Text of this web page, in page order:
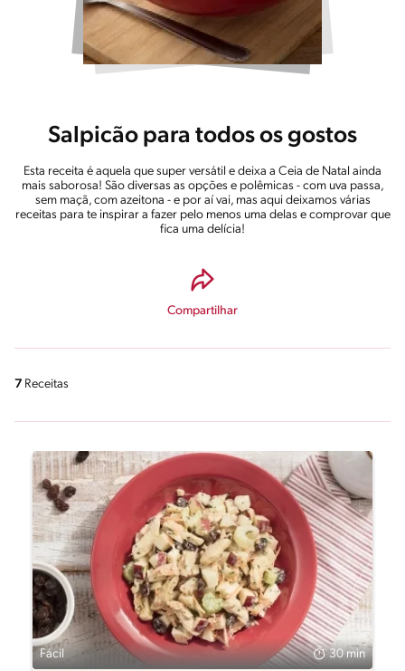
Salpicão para todos os gostos
Esta receita é aquela que super versátil e deixa a Ceia de Natal ainda
mais saborosa! São diversas as opções e polêmicas - com uva passa,
sem maçã, com azeitona - e por aí vai, mas aqui deixamos várias
receitas para te inspirar a fazer pelo menos uma delas e comprovar que
fica uma delícia!
Compartilhar
7 Receitas
Fácil 30 min